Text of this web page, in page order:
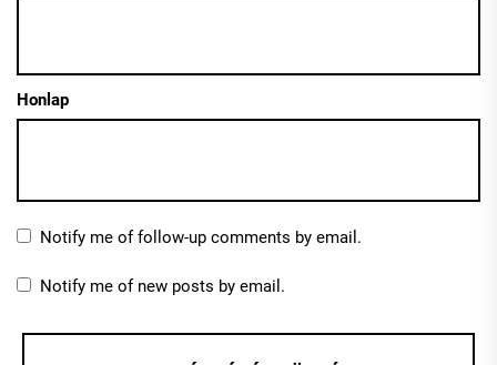
Honlap
Notify me of follow-up comments by email.
Notify me of new posts by email.